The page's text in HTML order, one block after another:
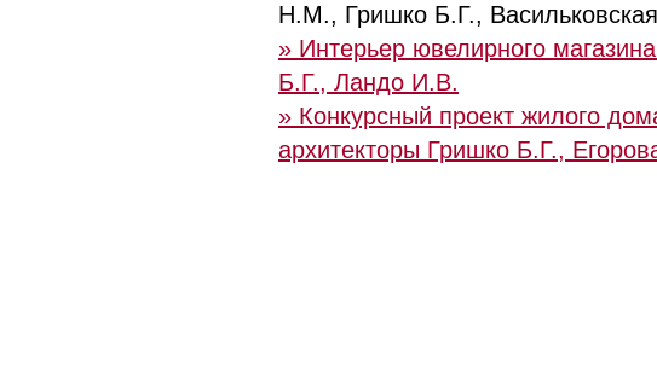
Н.М., Гришко Б.Г.,
» Интерьер ювелирного
Б.Г., Ландо И.В.
» Конкурсный проект жилого
архитекторы Гришко Б.Г.,